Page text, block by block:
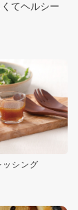
てヘルシー
シング